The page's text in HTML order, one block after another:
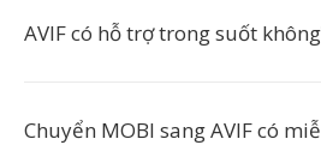
AVIF có hỗ trợ trong suốt
Chuyển MOBI sang AVIF có